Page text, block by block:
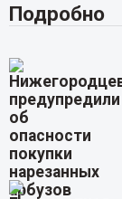
Подробно